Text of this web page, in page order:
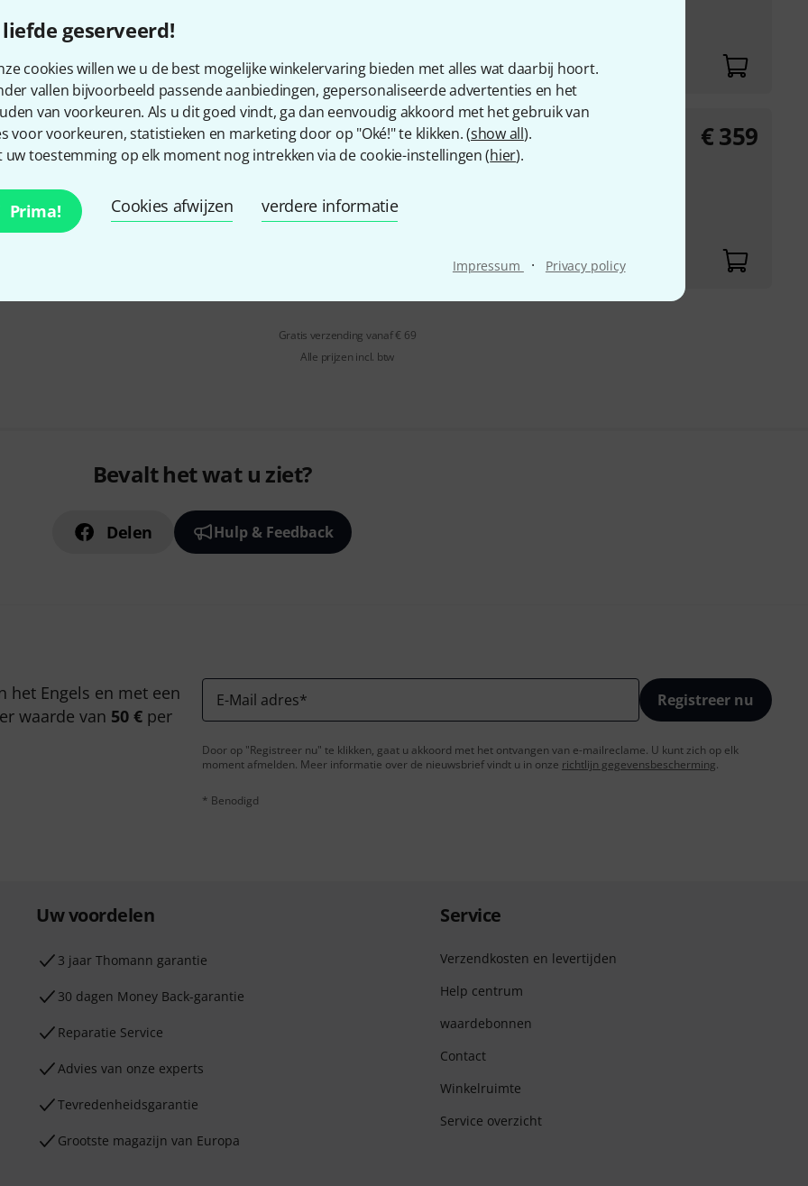
geserveerd!
cookies willen we u de best mogelijke winkelervaring bieden met alles wat daarbij hoort.
vallen bijvoorbeeld passende aanbiedingen, gepersonaliseerde advertenties en het
van voorkeuren. Als u dit goed vindt, ga dan eenvoudig akkoord met het gebruik van
voor voorkeuren, statistieken en marketing door op "Oké!" te klikken. (show all).
uw toestemming op elk moment nog intrekken via de cookie-instellingen (hier).
Prima! Cookies afwijzen verdere informatie
Impressum · Privacy policy
Direct leverbaar
Sanken COS-11D-BE Shure
Met afscherming tegen radiostoring (Radio
Spatwaterdicht
€359
Gratis verzending vanaf € 69
Alle prijzen incl. btw
Bevalt het wat u ziet?
Delen Hulp & Feedback
het Engels en met een
waarde van 50 € per
E-Mail adres* Registreer nu
Door op "Registreer nu" te klikken, gaat u akkoord met het ontvangen van e-mailreclame. U kunt zich op elk
moment afmelden. Meer informatie over de nieuwsbrief vindt u in onze richtlijn gegevensbescherming.
* Benodigd
Uw voordelen
3 jaar Thomann garantie
30 dagen Money Back-garantie
Reparatie Service
Advies van onze experts
Tevredenheidsgarantie
Grootste magazijn van Europa
Service
Verzendkosten en levertijden
Help centrum
waardebonnen
Contact
Winkelruimte
Service overzicht